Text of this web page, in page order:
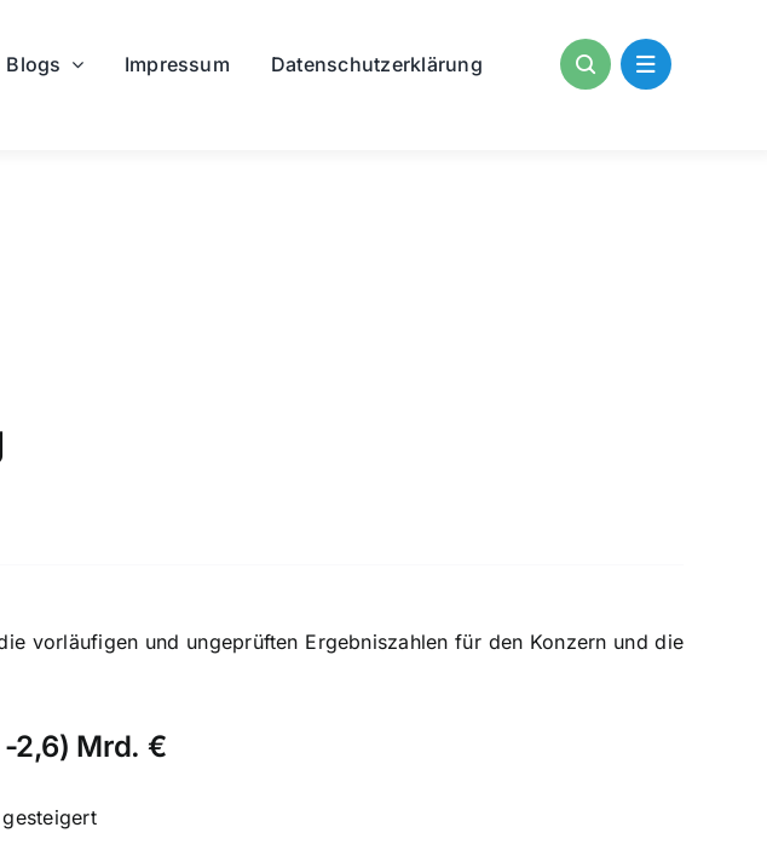
Blogs Impressum Datenschutzerklärung
vorläufigen und ungeprüften Ergebniszahlen für den Konzern und die
2,6) Mrd. €